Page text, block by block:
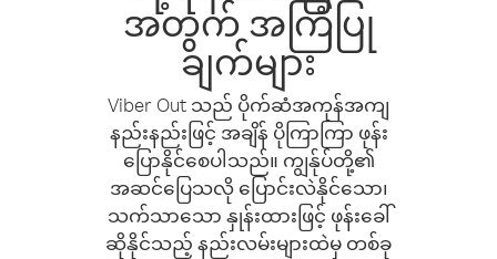
အတွက် အကြံပြု
ချက်များ
Viber Out သည် ပိုက်ဆံအကုန်အကျ
နည်းနည်းဖြင့် အချိန် ပိုကြာကြာ ဖုန်း
ပြောနိုင်စေပါသည်။ ကျွန်ုပ်တို့၏
အဆင်ပြေသလို ပြောင်းလဲနိုင်သော၊
သက်သာသော နှုန်းထားဖြင့် ဖုန်းခေါ်
ဆိုနိုင်သည့် နည်းလမ်းများထဲမှ တစ်ခု